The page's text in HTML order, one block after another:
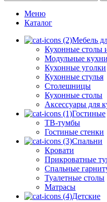
Меню
Каталог
Мебель
Кухонные столы
Модульные кухни
Кухонные уголки
Кухонные стулья
Столешницы
Кухонные столы
Аксессуары для
Гостиные
ТВ-тумбы
Гостиные стенки
Спальни
Кровати
Прикроватные
Спальные
Туалетные столы
Матрасы
Детские